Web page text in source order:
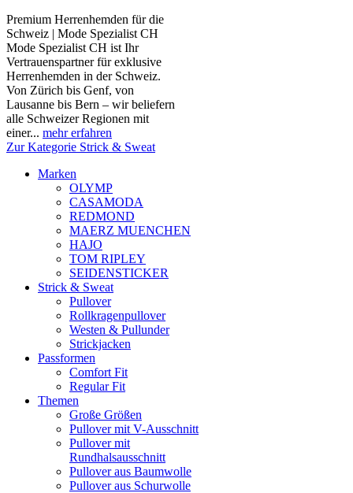
Premium Herrenhemden für die
Schweiz | Mode Spezialist CH
Mode Spezialist CH ist Ihr
Vertrauenspartner für exklusive
Herrenhemden in der Schweiz.
Von Zürich bis Genf, von
Lausanne bis Bern – wir beliefern
alle Schweizer Regionen mit
einer... mehr erfahren
Zur Kategorie Strick & Sweat
Marken
OLYMP
CASAMODA
REDMOND
MAERZ MUENCHEN
HAJO
TOM RIPLEY
SEIDENSTICKER
Strick & Sweat
Pullover
Rollkragenpullover
Westen & Pullunder
Strickjacken
Passformen
Comfort Fit
Regular Fit
Themen
Große Größen
Pullover mit V-Ausschnitt
Pullover mit
Rundhalsausschnitt
Pullover aus Baumwolle
Pullover aus Schurwolle